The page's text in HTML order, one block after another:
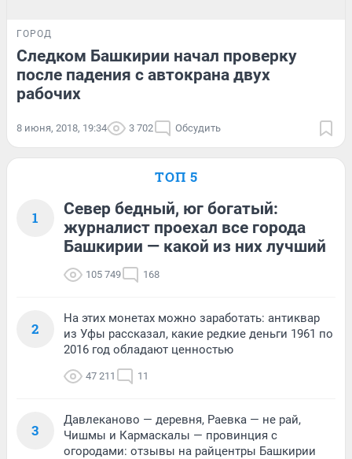
ГОРОД
Следком Башкирии начал проверку
после падения с автокрана двух
рабочих
8 июня, 2018, 19:34 3 702 Обсудить
ТОП 5
1
Север бедный, юг богатый:
журналист проехал все города
Башкирии — какой из них лучший
105 749 168
2
На этих монетах можно заработать: антиквар
из Уфы рассказал, какие редкие деньги 1961 по
2016 год обладают ценностью
47 211 11
3
Давлеканово — деревня, Раевка — не рай,
Чишмы и Кармаскалы — провинция с
огородами: отзывы на райцентры Башкирии